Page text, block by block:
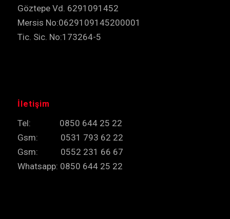
Göztepe Vd. 6291091452
Mersis No:0629109145200001
Tic. Sic. No:173264-5
İletişim
Tel: 0850 644 25 22
Gsm: 0531 793 62 22
Gsm: 0552 231 66 67
Whatsapp: 0850 644 25 22